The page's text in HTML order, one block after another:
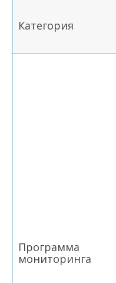
Категория
Программа
мониторинга